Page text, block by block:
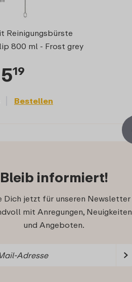
Reinigungsbürste
800 ml - Frost grey
519
Bestellen
Bleib informiert!
Dich jetzt für unseren Newsletter
mit Anregungen, Neuigkeiten
und Angeboten.